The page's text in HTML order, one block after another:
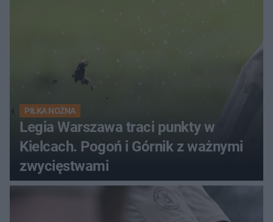
PIŁKA NOŻNA
Legia Warszawa traci punkty w
Kielcach. Pogoń i Górnik z ważnymi
zwycięstwami